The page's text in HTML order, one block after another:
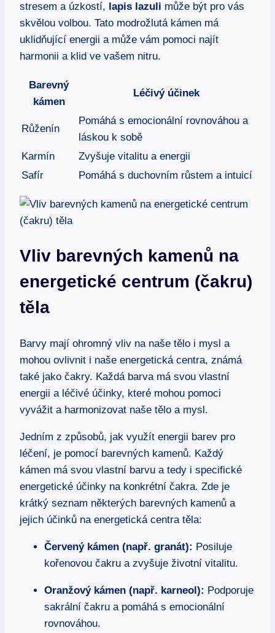
stresem a úzkostí, lapis lazuli může být pro vás
skvělou volbou. Tato modrožlutá kámen má
uklidňující energii a může vám pomoci najít
harmonii a klid ve vašem nitru.
Barevný
kámen
Léčivý účinek
Růženín
Pomáhá s emocionální rovnováhou a
láskou k sobě
Karmín
Zvyšuje vitalitu a energii
Safír
Pomáhá s duchovním růstem a intuicí
Vliv barevných kamenů na
energetické centrum (čakru)
těla
Barvy mají ohromný vliv na naše tělo i mysl a
mohou ovlivnit i naše energetická centra, známá
také jako čakry. Každá barva má svou vlastní
energii a léčivé účinky, které mohou pomoci
vyvážit a harmonizovat naše tělo a mysl.
Jedním z způsobů, jak využít energii barev pro
léčení, je pomocí barevných kamenů. Každý
kámen má svou vlastní barvu a tedy i specifické
energetické účinky na konkrétní čakra. Zde je
krátký seznam některých barevných kamenů a
jejich účinků na energetická centra těla:
Červený kámen (např. granát): Posiluje
kořenovou čakru a zvyšuje životní vitalitu.
Oranžový kámen (např. karneol): Podporuje
sakrální čakru a pomáhá s emocionální
rovnováhou.